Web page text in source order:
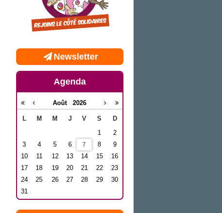
Newsletter
Agenda
Août 2026
L M M J V S
D
1
2
3
4 5 6 7 8
9
10
11 12 13 14 15
16
17
18 19 20 21 22
23
24
25 26 27 28 29
30
31